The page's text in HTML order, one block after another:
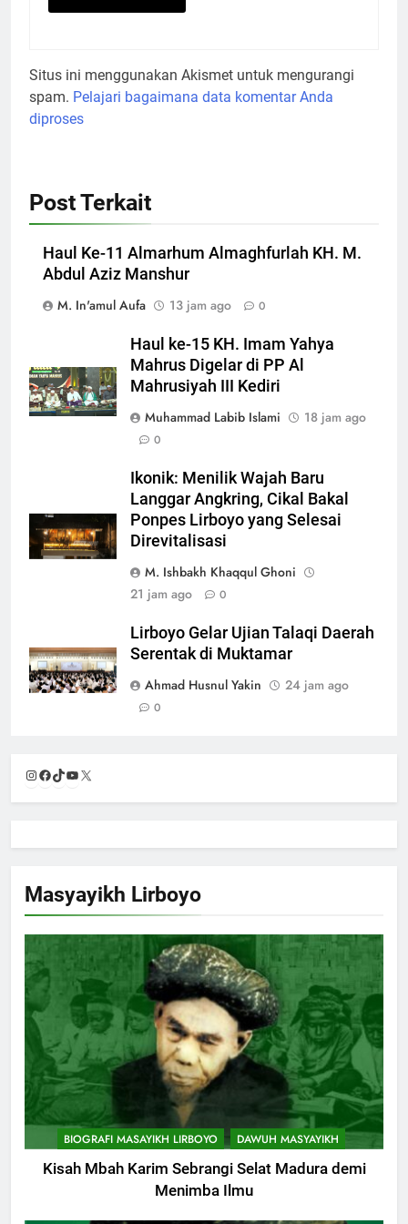
Situs ini menggunakan Akismet untuk mengurangi
spam. Pelajari bagaimana data komentar Anda
diproses
Post Terkait
Haul Ke-11 Almarhum Almaghfurlah KH. M.
Abdul Aziz Manshur
M. In'amul Aufa
13 jam ago 0
Haul ke-15 KH. Imam Yahya
Mahrus Digelar di PP Al
Mahrusiyah III Kediri
Muhammad Labib Islami
18 jam ago
0
Ikonik: Menilik Wajah Baru
Langgar Angkring, Cikal Bakal
Ponpes Lirboyo yang Selesai
Direvitalisasi
M. Ishbakh Khaqqul Ghoni
21 jam ago
0
Lirboyo Gelar Ujian Talaqi Daerah
Serentak di Muktamar
Ahmad Husnul Yakin
24 jam ago
0
Instagram
Facebook
TikTok
YouTube
Masyayikh Lirboyo
BIOGRAFI MASAYIKH LIRBOYO DAWUH MASYAYIKH
Kisah Mbah Karim Sebrangi Selat Madura demi
Menimba Ilmu